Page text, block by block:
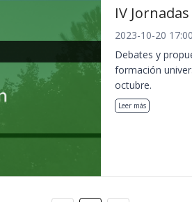
IV
2023-10-20
Debates y
formación
octubre.
Leer más